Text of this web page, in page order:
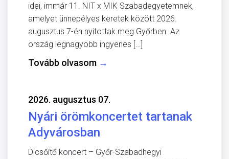
idei, immár 11. NIT x MIK Szabadegyetemnek,
amelyet ünnepélyes keretek között 2026.
augusztus 7-én nyitottak meg Győrben. Az
ország legnagyobb ingyenes […]
Tovább olvasom →
2026. augusztus 07.
Nyári örömkoncertet tartanak
Adyvárosban
Dicsőítő koncert – Győr-Szabadhegyi